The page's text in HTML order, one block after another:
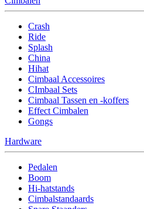
Crash
Ride
Splash
China
Hihat
Cimbaal Accessoires
CImbaal Sets
Cimbaal Tassen en -koffers
Effect Cimbalen
Gongs
Hardware
Pedalen
Boom
Hi-hatstands
Cimbalstandaards